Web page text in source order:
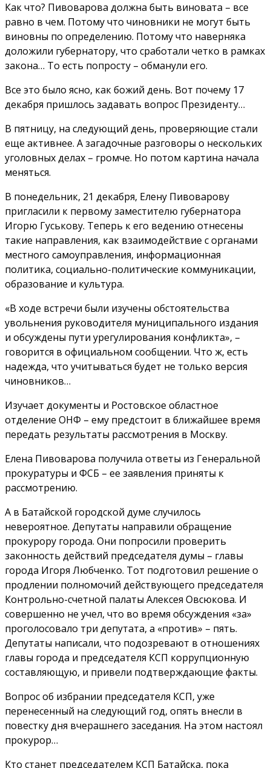
Как что? Пивоварова должна быть виновата – все
равно в чем. Потому что чиновники не могут быть
виновны по определению. Потому что наверняка
доложили губернатору, что сработали четко в рамках
закона… То есть попросту – обманули его.
Все это было ясно, как божий день. Вот почему 17
декабря пришлось задавать вопрос Президенту…
В пятницу, на следующий день, проверяющие стали
еще активнее. А загадочные разговоры о нескольких
уголовных делах – громче. Но потом картина начала
меняться.
В понедельник, 21 декабря, Елену Пивоварову
пригласили к первому заместителю губернатора
Игорю Гуськову. Теперь к его ведению отнесены
такие направления, как взаимодействие с органами
местного самоуправления, информационная
политика, социально-политические коммуникации,
образование и культура.
«В ходе встречи были изучены обстоятельства
увольнения руководителя муниципального издания
и обсуждены пути урегулирования конфликта», –
говорится в официальном сообщении. Что ж, есть
надежда, что учитываться будет не только версия
чиновников…
Изучает документы и Ростовское областное
отделение ОНФ – ему предстоит в ближайшее время
передать результаты рассмотрения в Москву.
Елена Пивоварова получила ответы из Генеральной
прокуратуры и ФСБ – ее заявления приняты к
рассмотрению.
А в Батайской городской думе случилось
невероятное. Депутаты направили обращение
прокурору города. Они попросили проверить
законность действий председателя думы – главы
города Игоря Любченко. Тот подготовил решение о
продлении полномочий действующего председателя
Контрольно-счетной палаты Алексея Овсюкова. И
совершенно не учел, что во время обсуждения «за»
проголосовало три депутата, а «против» – пять.
Депутаты написали, что подозревают в отношениях
главы города и председателя КСП коррупционную
составляющую, и привели подтверждающие факты.
Вопрос об избрании председателя КСП, уже
перенесенный на следующий год, опять внесли в
повестку дня вчерашнего заседания. На этом настоял
прокурор…
Кто станет председателем КСП Батайска, пока